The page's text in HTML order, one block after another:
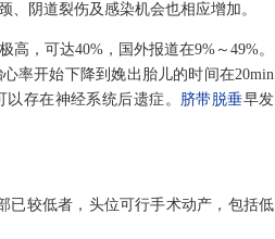
阴道裂伤及感染机会也相应增加。
，可达40%，国外报道在9%～49%。
率开始下降到娩出胎儿的时间在20min
存在神经系统后遗症。 脐带脱垂早发
较低者，头位可行手术动产，包括低